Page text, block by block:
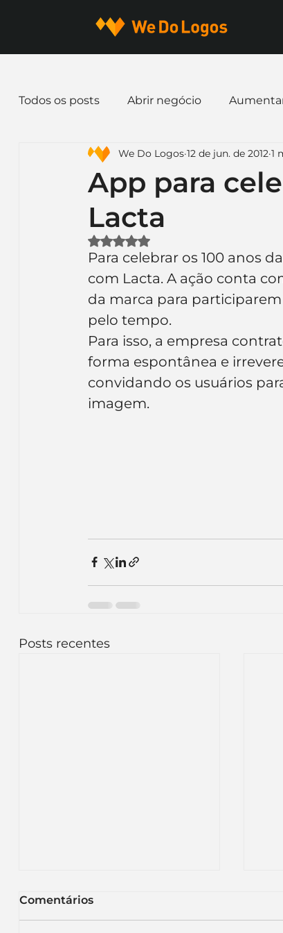
Todos os posts Abrir negócio
Dicas de Marketing Email marketing
Identidade Visual
Inteligência Artificial
App para
Lacta
We Do Logos 12 de jun. de 2012 1
Avaliado com NaN de 5 estrelas.
Para celebrar os 100 anos
com Lacta. A ação conta
da marca para
pelo tempo.
Para isso, a empresa
forma espontânea e
convidando os usuários
imagem.
Posts recentes
Comentários